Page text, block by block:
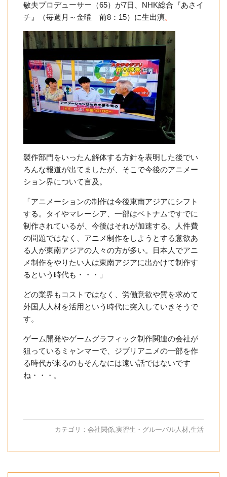
敏夫プロデューサー（65）が7日、NHK総合『あさイ
チ』（毎週月～金曜 前8：15）に生出演。
製作部門をいったん解体する方針を表明した後でい
ろんな報道が出てましたが、そこで今後のアニメー
ション界について言及。
「アニメーションの制作は今後東南アジアにシフト
する。タイやマレーシア、一部はベトナムですでに
制作されているが、今後はそれが加速する。人件費
の問題ではなく、アニメ制作をしようとする意欲あ
る人が東南アジアの人々の方が多い。日本人でアニ
メ制作をやりたい人は東南アジアに出かけて制作す
るという時代も・・・」
どの業界もコストではなく、労働意欲や質を求めて
外国人人材を活用という時代に突入していきそうで
す。
ゲーム開発やゲームグラフィック制作関連の会社が
狙っているミャンマーで、ジブリアニメの一部を作
る時代が来るのもそんなには遠い話ではないです
ね・・・。
カテゴリ： 会社関係,実習生・グルーバル人材,生活